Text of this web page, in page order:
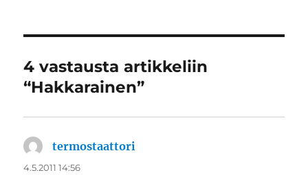
4 vastausta artikkeliin
“Hakkarainen”
termostaattori
4.5.2011 14:56